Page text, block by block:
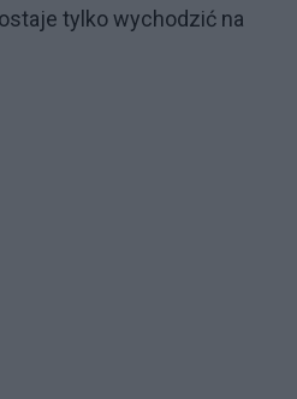
tylko wychodzić na